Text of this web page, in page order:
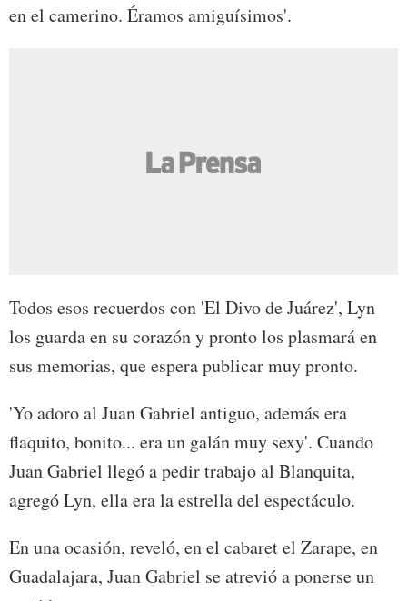
en el camerino. Éramos amiguísimos'.
Todos esos recuerdos con 'El Divo de Juárez', Lyn
los guarda en su corazón y pronto los plasmará en
sus memorias, que espera publicar muy pronto.
'Yo adoro al Juan Gabriel antiguo, además era
flaquito, bonito... era un galán muy sexy'. Cuando
Juan Gabriel llegó a pedir trabajo al Blanquita,
agregó Lyn, ella era la estrella del espectáculo.
En una ocasión, reveló, en el cabaret el Zarape, en
Guadalajara, Juan Gabriel se atrevió a ponerse un